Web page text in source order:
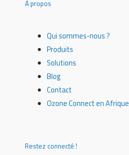
À propos
Qui sommes-nous ?
Produits
Solutions
Blog
Contact
Ozone Connect en Afrique
Restez connecté !